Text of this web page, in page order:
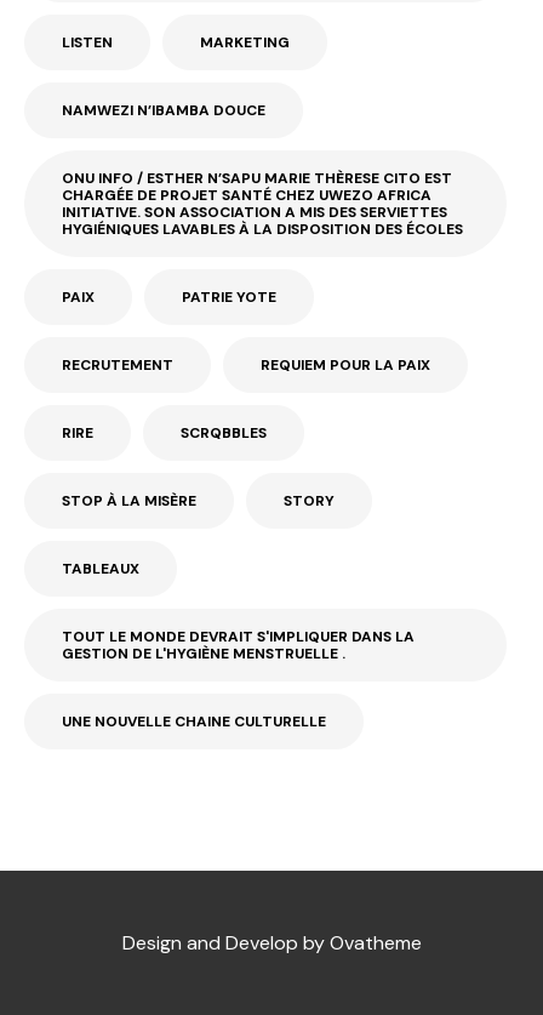
LISTEN MARKETING
NAMWEZI N’IBAMBA DOUCE
ONU INFO / ESTHER N’SAPU MARIE THÈRESE CITO EST
CHARGÉE DE PROJET SANTÉ CHEZ UWEZO AFRICA
INITIATIVE. SON ASSOCIATION A MIS DES SERVIETTES
HYGIÉNIQUES LAVABLES À LA DISPOSITION DES ÉCOLES
PAIX PATRIE YOTE
RECRUTEMENT REQUIEM POUR LA PAIX
RIRE SCRQBBLES
STOP À LA MISÈRE STORY
TABLEAUX
TOUT LE MONDE DEVRAIT S'IMPLIQUER DANS LA
GESTION DE L'HYGIÈNE MENSTRUELLE .
UNE NOUVELLE CHAINE CULTURELLE
Design and Develop by Ovatheme